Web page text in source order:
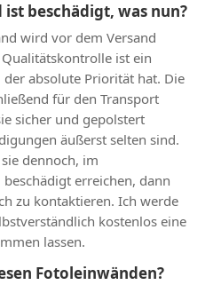
beschädigt, was nun?
wird vor dem Versand
ist ein
der absolute Priorität hat. Die
für den Transport
sicher und gepolstert
äußerst selten sind.
dennoch, im
erreichen, dann
zu kontaktieren. Ich werde
kostenlos eine
lassen.
Fotoleinwänden?